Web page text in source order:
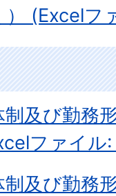
） (Excel
及び勤務
ファイル
及び勤務